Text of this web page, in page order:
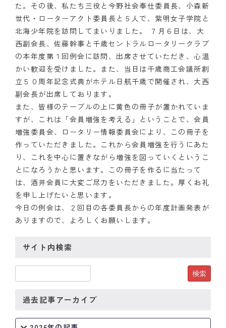
た。その後、私たち三役と今野社会奉仕委員長、小森新
世代・ローターアクト委員長と５人で、紫明女子学院と
北海少年院を訪問してまいりました。 ７月６日は、大
西副会長、佐藤幹事と千歳セントラルロータリークラブ
の本年度第１回例会に訪問、出席させていただき、心温
かい歓迎を受けました。また、当日は千歳商工会議所創
立５０周年記念式典がホテル日航千歳で開催され、大西
副会長が出席しております。
また、皆様のテーブルの上に黄色の冊子が置かれていま
すが、これは「会員増強を考える」ということで、会員
増強委員会、ロータリー情報委員会により、この冊子を
作っていただきました。これから会員増強を行うにあた
り、これを中心に置きながら増強を図っていくというこ
とになろうかと思います。この冊子を作るに当たって
は、酒井会員に大変ご尽力をいただきました。厚くお礼
を申し上げたいと思います。
今日の例会は、２回目の各委員長からの年度計画発表が
ありますので、よろしくお願いします。
サイト内検索
過去記事アーカイブ